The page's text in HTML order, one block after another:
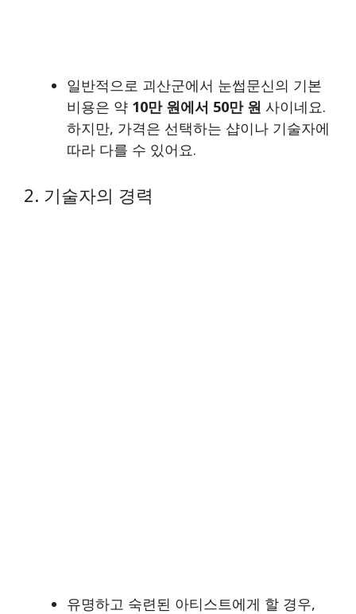
일반적으로 괴산군에서 눈썹문신의 기본
비용은 약 10만 원에서 50만 원 사이네요.
하지만, 가격은 선택하는 샵이나 기술자에
따라 다를 수 있어요.
2. 기술자의 경력
유명하고 숙련된 아티스트에게 할 경우,